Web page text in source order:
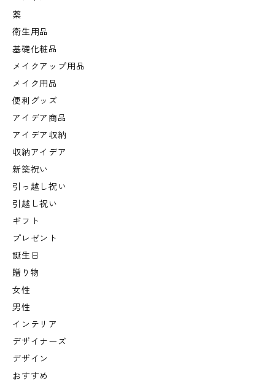
薬
衛生用品
基礎化粧品
メイクアップ用品
メイク用品
便利グッズ
アイデア商品
アイデア収納
収納アイデア
新築祝い
引っ越し祝い
引越し祝い
ギフト
プレゼント
誕生日
贈り物
女性
男性
インテリア
デザイナーズ
デザイン
おすすめ